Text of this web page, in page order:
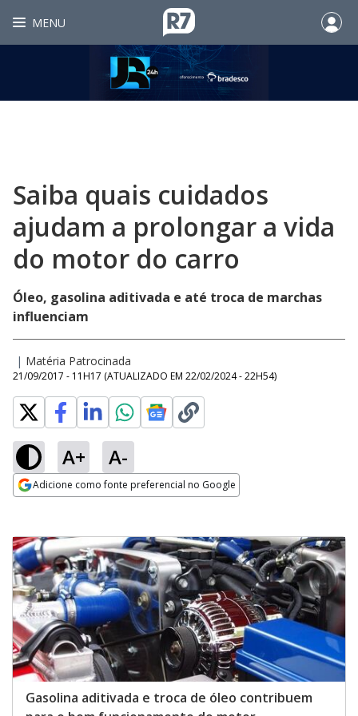
MENU
Saiba quais cuidados
ajudam a prolongar a vida
do motor do carro
Óleo, gasolina aditivada e até troca de marchas
influenciam
| Matéria Patrocinada
21/09/2017 - 11H17 (ATUALIZADO EM 22/02/2024 - 22H54)
A+ A-
Adicione como fonte preferencial no Google
Gasolina aditivada e troca de óleo contribuem